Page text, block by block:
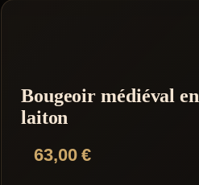
Bougeoir médiéval en
laiton
63,00€